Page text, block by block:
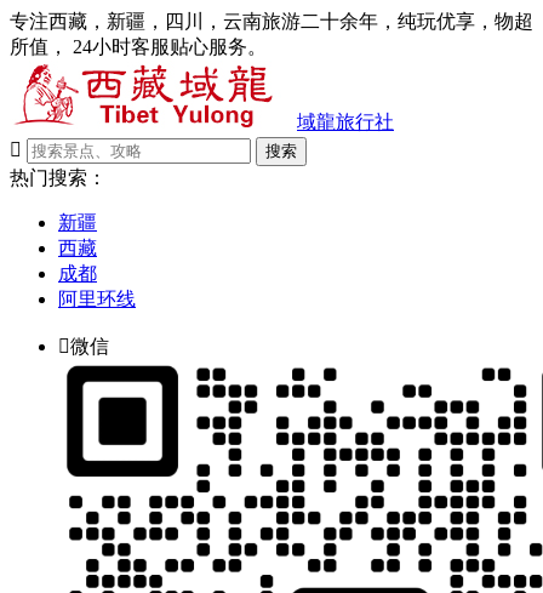
专注西藏，新疆，四川，云南旅游二十余年，纯玩优享，物超
所值， 24小时客服贴心服务。
域龍旅行社

搜索
热门搜索：
新疆
西藏
成都
阿里环线
微信